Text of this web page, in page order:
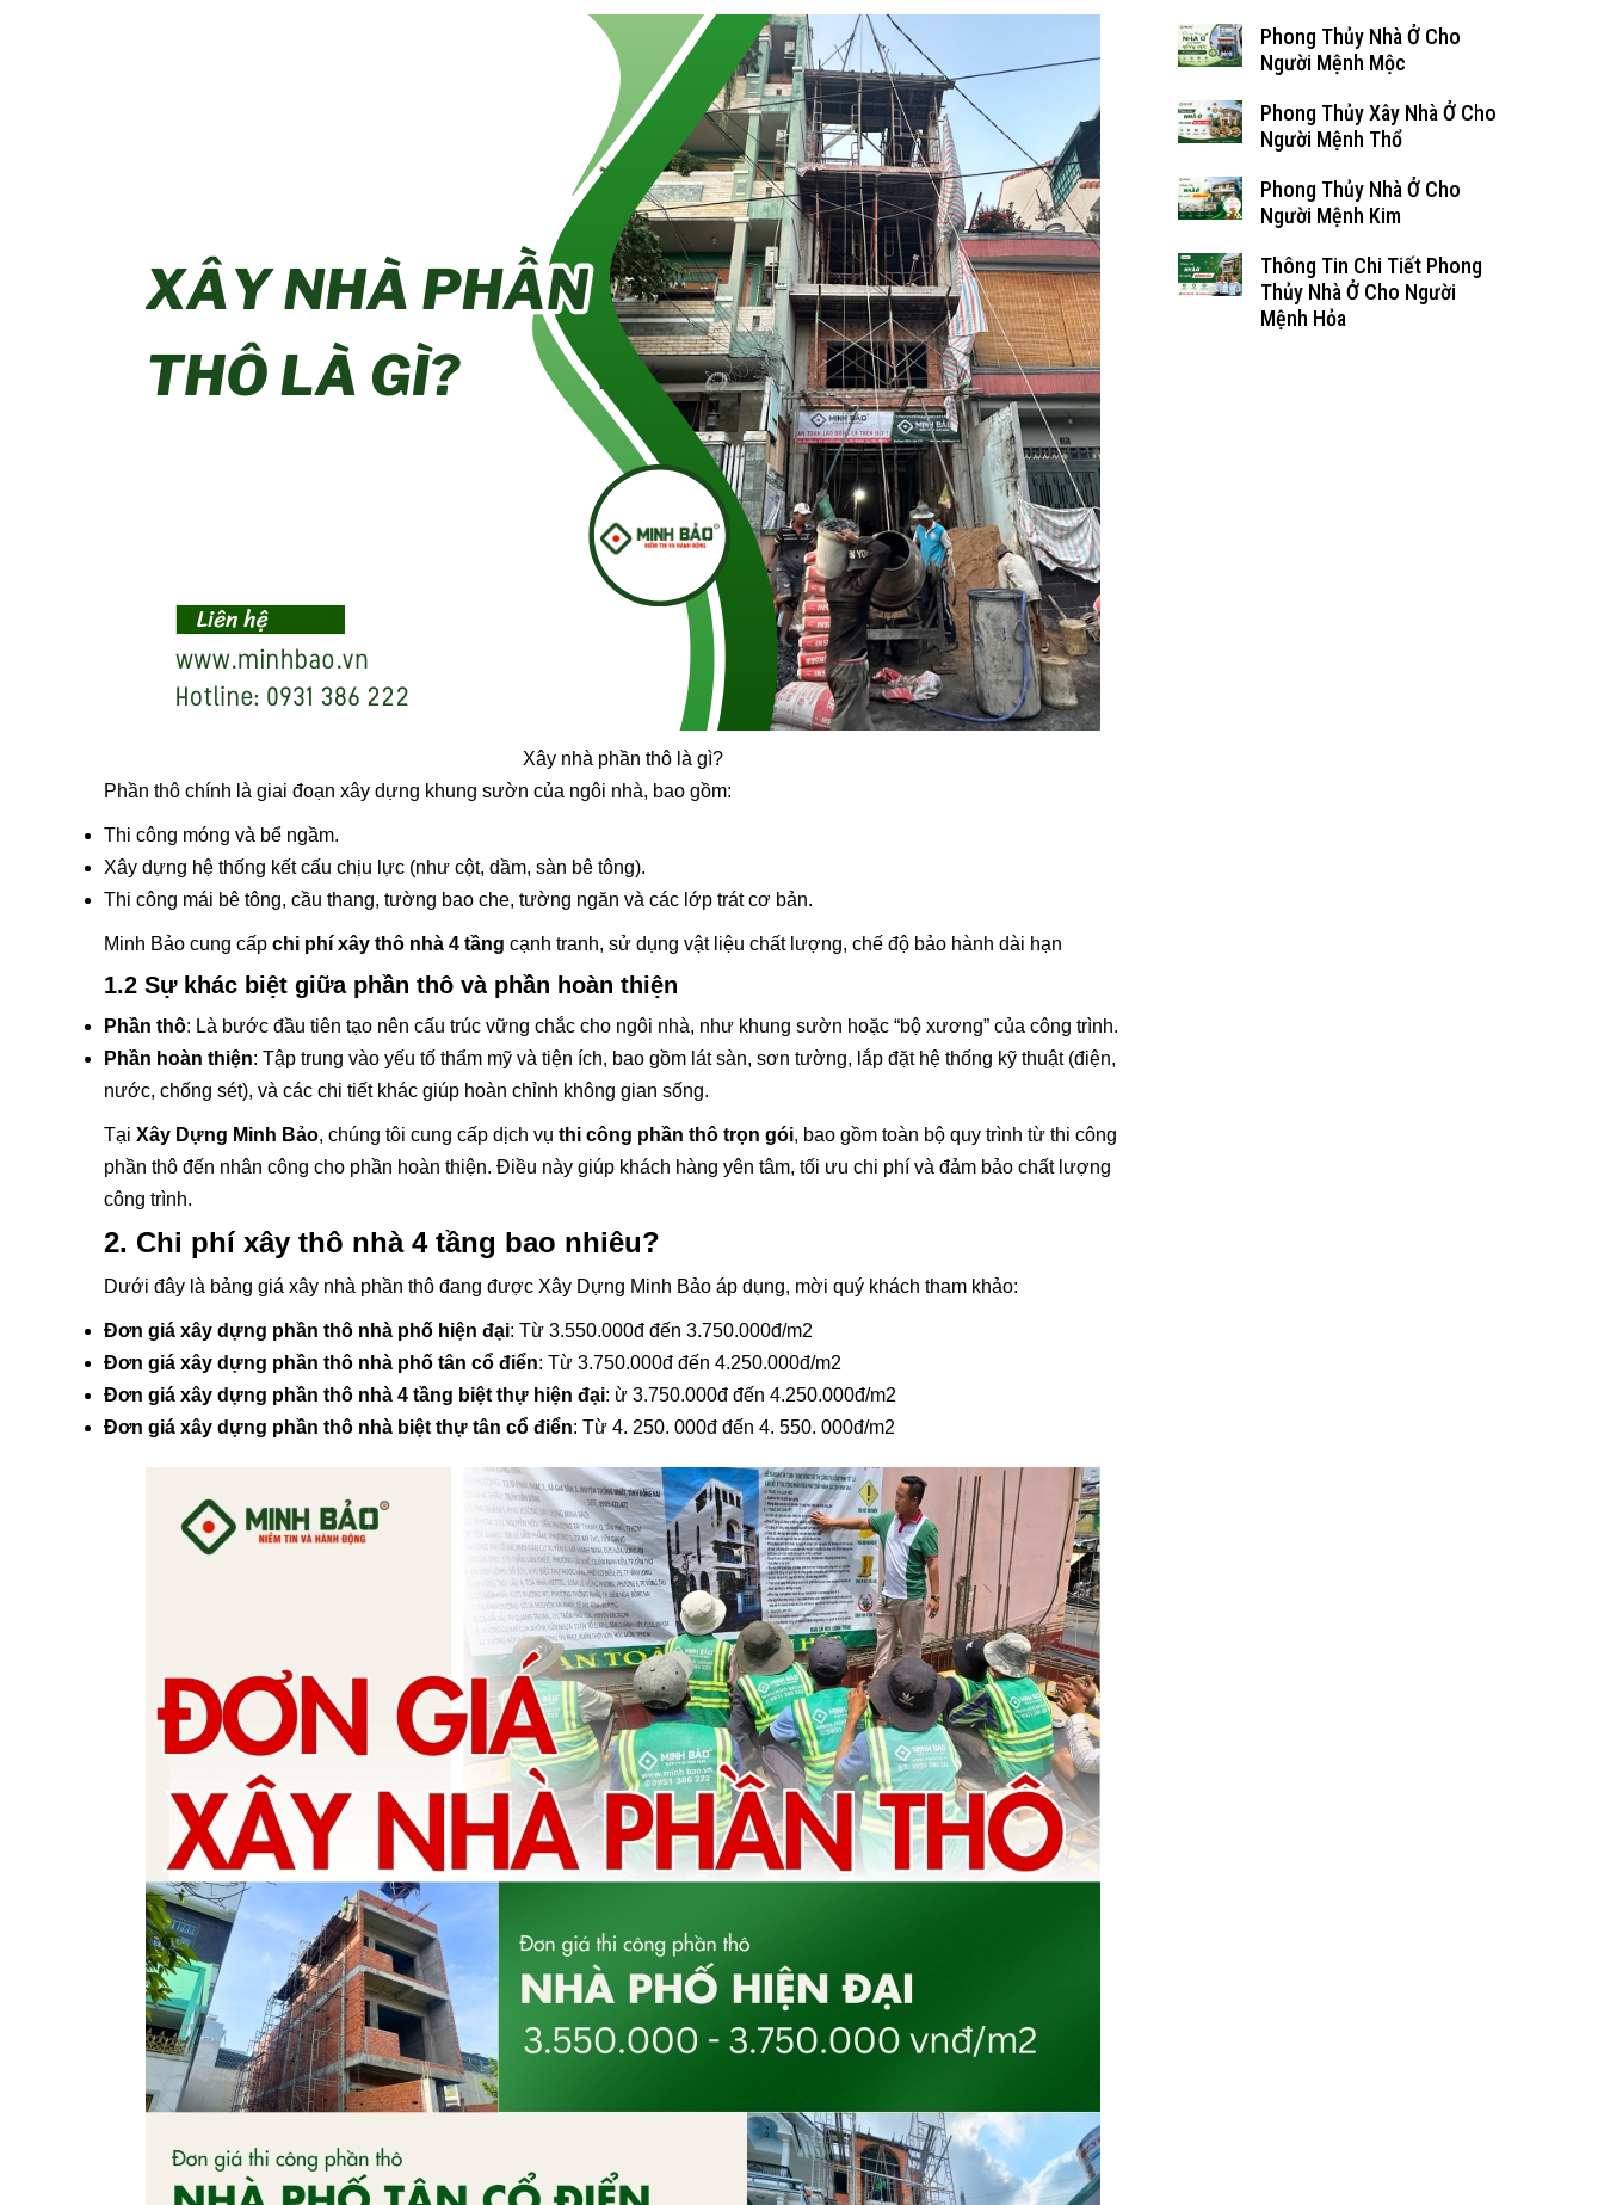
Xây nhà phần thô là gì?
Phần thô chính là giai đoạn xây dựng khung sườn của ngôi nhà, bao gồm:
Thi công móng và bể ngầm.
Xây dựng hệ thống kết cấu chịu lực (như cột, dầm, sàn bê tông).
Thi công mái bê tông, cầu thang, tường bao che, tường ngăn và các lớp trát cơ bản.
Minh Bảo cung cấp chi phí xây thô nhà 4 tầng cạnh tranh, sử dụng vật liệu chất lượng, chế độ bảo hành dài hạn
1.2 Sự khác biệt giữa phần thô và phần hoàn thiện
Phần thô: Là bước đầu tiên tạo nên cấu trúc vững chắc cho ngôi nhà, như khung sườn hoặc “bộ xương” của công trình.
Phần hoàn thiện: Tập trung vào yếu tố thẩm mỹ và tiện ích, bao gồm lát sàn, sơn tường, lắp đặt hệ thống kỹ thuật (điện,
nước, chống sét), và các chi tiết khác giúp hoàn chỉnh không gian sống.
Tại Xây Dựng Minh Bảo, chúng tôi cung cấp dịch vụ thi công phần thô trọn gói, bao gồm toàn bộ quy trình từ thi công
phần thô đến nhân công cho phần hoàn thiện. Điều này giúp khách hàng yên tâm, tối ưu chi phí và đảm bảo chất lượng
công trình.
2. Chi phí xây thô nhà 4 tầng bao nhiêu?
Dưới đây là bảng giá xây nhà phần thô đang được Xây Dựng Minh Bảo áp dụng, mời quý khách tham khảo:
Đơn giá xây dựng phần thô nhà phố hiện đại: Từ 3.550.000đ đến 3.750.000đ/m2
Đơn giá xây dựng phần thô nhà phố tân cổ điển: Từ 3.750.000đ đến 4.250.000đ/m2
Đơn giá xây dựng phần thô nhà 4 tầng biệt thự hiện đại: ừ 3.750.000đ đến 4.250.000đ/m2
Đơn giá xây dựng phần thô nhà biệt thự tân cổ điển: Từ 4. 250. 000đ đến 4. 550. 000đ/m2
Phong Thủy Nhà Ở Cho
Người Mệnh Mộc
Phong Thủy Xây Nhà Ở Cho
Người Mệnh Thổ
Phong Thủy Nhà Ở Cho
Người Mệnh Kim
Thông Tin Chi Tiết Phong
Thủy Nhà Ở Cho Người
Mệnh Hỏa